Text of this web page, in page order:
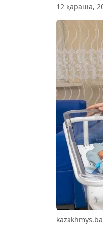
12 қараша,